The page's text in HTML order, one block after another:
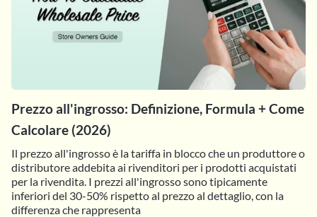
Prezzo all'ingrosso: Definizione, Formula + Come
Calcolare (2026)
Il prezzo all'ingrosso è la tariffa in blocco che un produttore o
distributore addebita ai rivenditori per i prodotti acquistati
per la rivendita. I prezzi all'ingrosso sono tipicamente
inferiori del 30-50% rispetto al prezzo al dettaglio, con la
differenza che rappresenta